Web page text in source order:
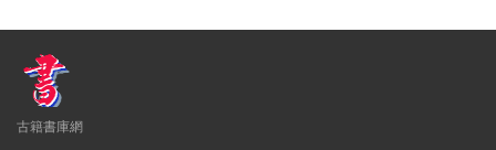
古籍書庫網